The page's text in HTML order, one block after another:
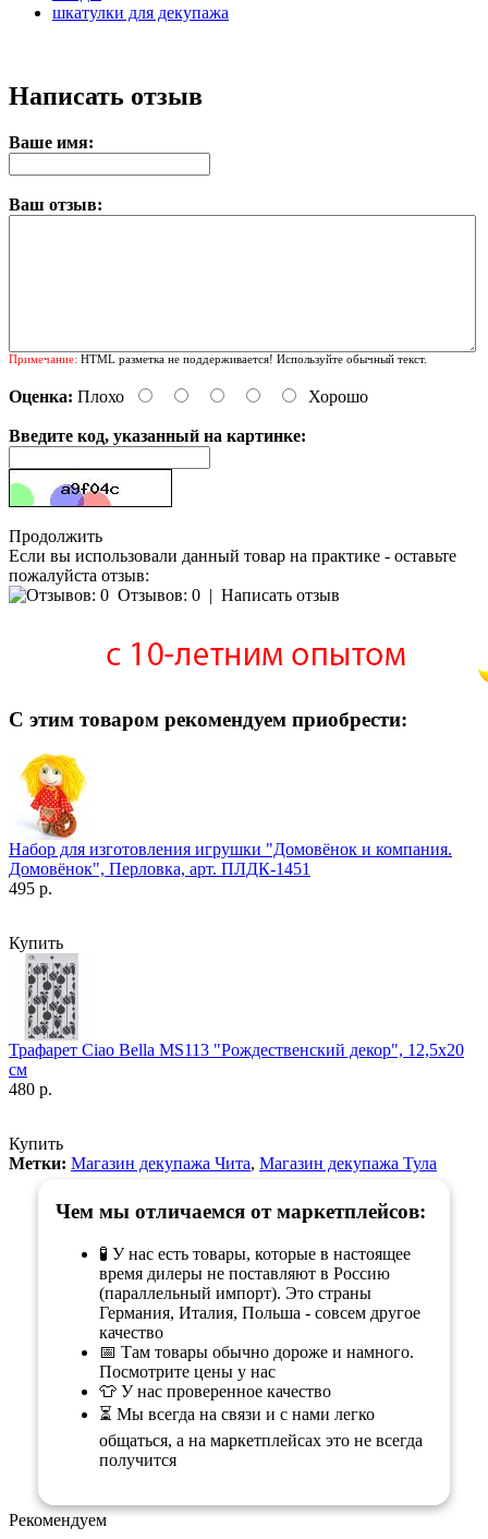
шкатулки для декупажа
Написать отзыв
Ваше имя:
Ваш отзыв:
Примечание: HTML разметка не поддерживается! Используйте обычный текст.
Оценка: Плохо Хорошо
Введите код, указанный на картинке:
Продолжить
Если вы использовали данный товар на практике - оставьте
пожалуйста отзыв:
Отзывов: 0 | Написать отзыв
С этим товаром рекомендуем приобрести:
Набор для изготовления игрушки "Домовёнок и компания.
Домовёнок", Перловка, арт. ПЛДК-1451
495 р.
Купить
Трафарет Ciao Bella MS113 "Рождественский декор", 12,5х20
см
480 р.
Купить
Метки: Магазин декупажа Чита, Магазин декупажа Тула
Чем мы отличаемся от маркетплейсов:
🧪 У нас есть товары, которые в настоящее
время дилеры не поставляют в Россию
(параллельный импорт). Это страны
Германия, Италия, Польша - совсем другое
качество
📅 Там товары обычно дороже и намного.
Посмотрите цены у нас
👕 У нас проверенное качество
⏳ Мы всегда на связи и с нами легко
общаться, а на маркетплейсах это не всегда
получится
Рекомендуем